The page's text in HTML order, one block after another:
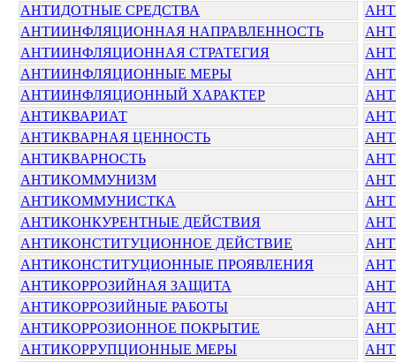
АНТИДОТНЫЕ СРЕДСТВА
АНТИИНФЛЯЦИОННАЯ НАПРАВЛЕННОСТЬ
АНТИИНФЛЯЦИОННАЯ СТРАТЕГИЯ
АНТИИНФЛЯЦИОННЫЕ МЕРЫ
АНТИИНФЛЯЦИОННЫЙ ХАРАКТЕР
АНТИКВАРИАТ
АНТИКВАРНАЯ ЦЕННОСТЬ
АНТИКВАРНОСТЬ
АНТИКОММУНИЗМ
АНТИКОММУНИСТКА
АНТИКОНКУРЕНТНЫЕ ДЕЙСТВИЯ
АНТИКОНСТИТУЦИОННОЕ ДЕЙСТВИЕ
АНТИКОНСТИТУЦИОННЫЕ ПРОЯВЛЕНИЯ
АНТИКОРРОЗИЙНАЯ ЗАЩИТА
АНТИКОРРОЗИЙНЫЕ РАБОТЫ
АНТИКОРРОЗИОННОЕ ПОКРЫТИЕ
АНТИКОРРУПЦИОННЫЕ МЕРЫ